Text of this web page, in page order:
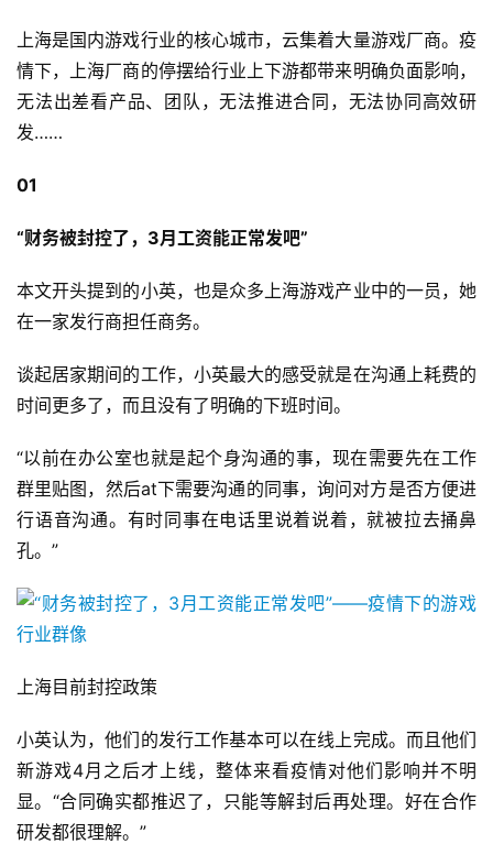
上海是国内游戏行业的核心城市，云集着大量游戏厂商。疫
情下，上海厂商的停摆给行业上下游都带来明确负面影响，
无法出差看产品、团队，无法推进合同，无法协同高效研
发……
01
“财务被封控了，3月工资能正常发吧”
本文开头提到的小英，也是众多上海游戏产业中的一员，她
在一家发行商担任商务。
谈起居家期间的工作，小英最大的感受就是在沟通上耗费的
时间更多了，而且没有了明确的下班时间。
“以前在办公室也就是起个身沟通的事，现在需要先在工作
群里贴图，然后at下需要沟通的同事，询问对方是否方便进
行语音沟通。有时同事在电话里说着说着，就被拉去捅鼻
孔。”
上海目前封控政策
小英认为，他们的发行工作基本可以在线上完成。而且他们
新游戏4月之后才上线，整体来看疫情对他们影响并不明
显。“合同确实都推迟了，只能等解封后再处理。好在合作
研发都很理解。”